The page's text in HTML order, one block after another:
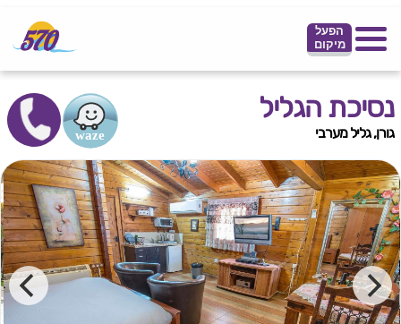
הפעל
מיקום
נסיכת הגליל
גורן, גליל מערבי